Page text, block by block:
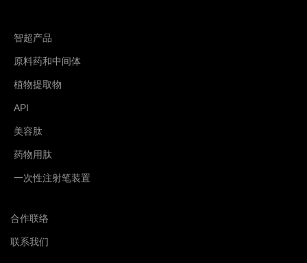
智超产品
原料药和中间体
植物提取物
API
美容肽
药物用肽
一次性注射笔装置
合作联络
联系我们